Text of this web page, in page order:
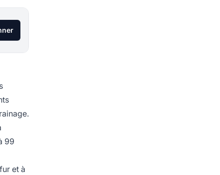
99
et à